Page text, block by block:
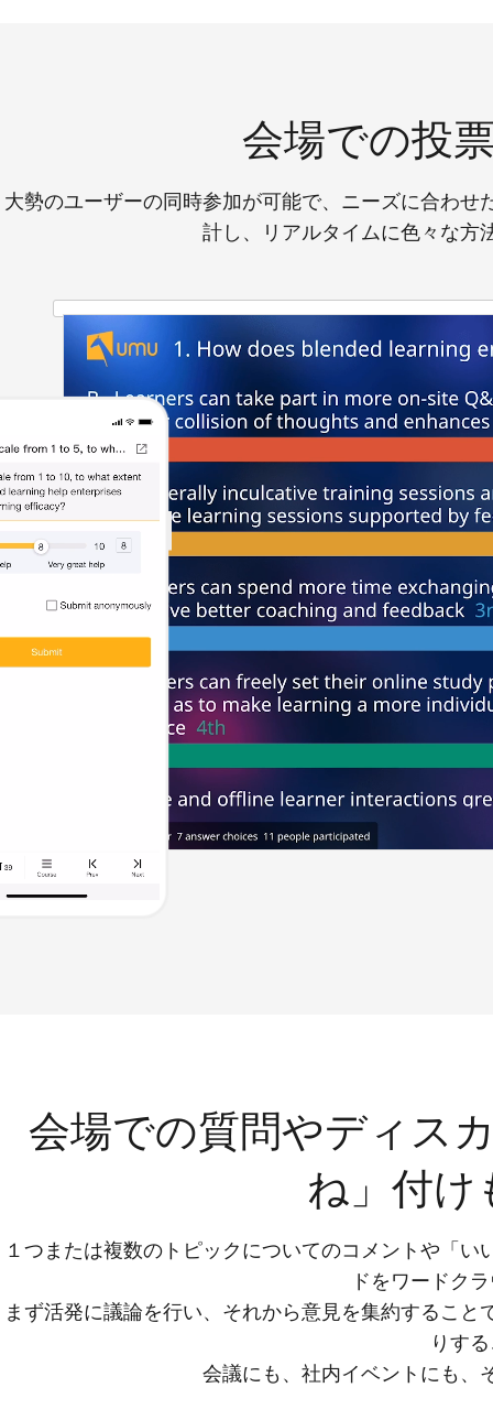
会場での投
大勢のユーザーの同時参加が可能で、ニーズに合わ
計し、リアルタイムに色々な方
会場での質問やディス
ね」付け
１つまたは複数のトピックについてのコメントや「
ドをワードク
まず活発に議論を行い、それから意見を集約するこ
りす
会議にも、社内イベントにも、